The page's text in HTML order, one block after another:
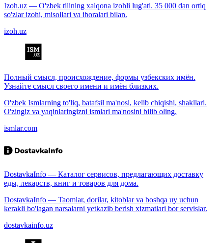
Izoh.uz — O'zbek tilining xalqona izohli lug'ati. 35 000 dan ortiq
so'zlar izohi, misollari va iboralari bilan.
izoh.uz
Полный смысл, происхождение, формы узбекских имён.
Узнайте смысл своего имени и имён близких.
O'zbek Ismlarning to'liq, batafsil ma'nosi, kelib chiqishi, shakllari.
O'zingiz va yaqinlaringizni ismlari ma'nosini bilib oling.
ismlar.com
DostavkaInfo — Каталог сервисов, предлагающих доставку
еды, лекарств, книг и товаров для дома.
DostavkaInfo — Taomlar, dorilar, kitoblar va boshqa uy uchun
kerakli bo'lagan narsalarni yetkazib berish xizmatlari bor servislar.
dostavkainfo.uz